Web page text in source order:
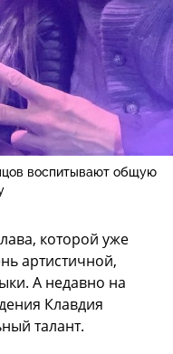
воспитывают общую
которой уже
артистичной,
А недавно на
Клавдия
талант.